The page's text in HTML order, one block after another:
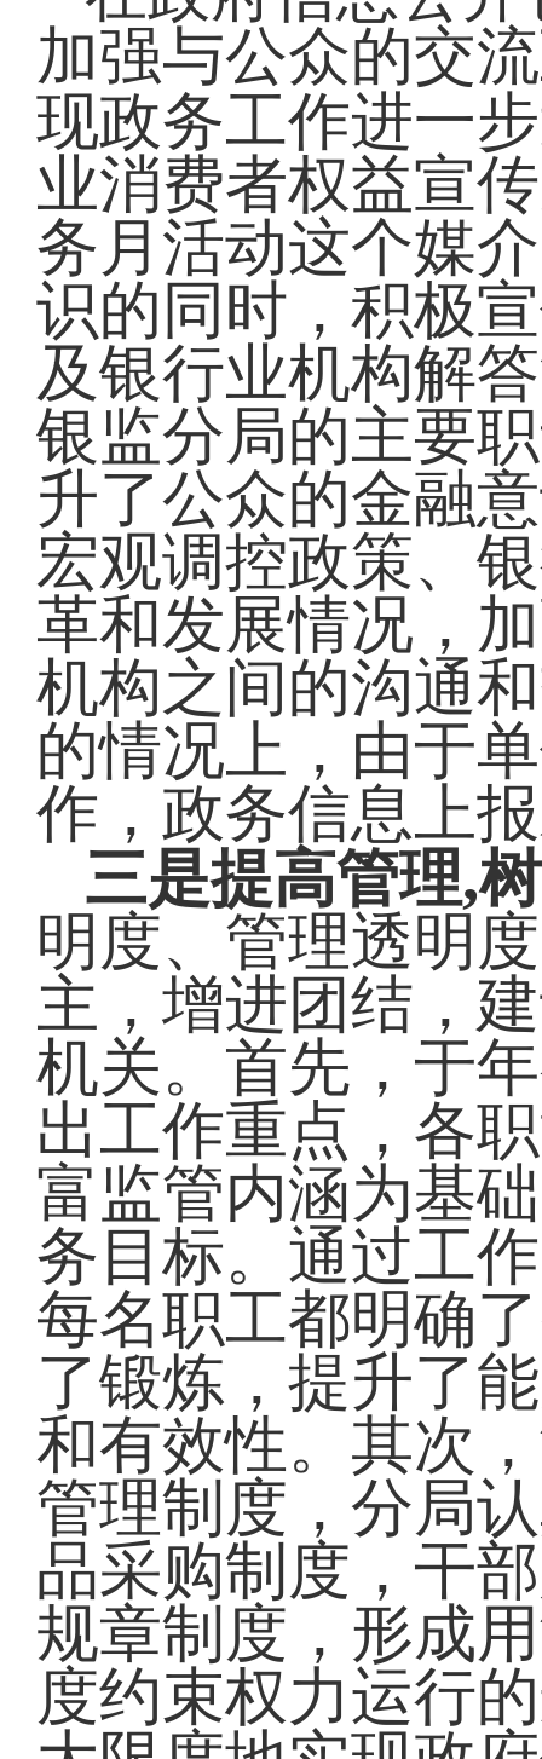
加强与公众的交
现政务工作进一
业消费者权益宣
务月活动这个媒
识的同时，积极
及银行业机构解
银监分局的主要
升了公众的金融
宏观调控政策、
革和发展情况，
机构之间的沟通
的情况上，由于
作，政务信息上
三是提高管理,
明度、管理透明
主，增进团结，
机关。首先，于
出工作重点，各
富监管内涵为基
务目标。通过工
每名职工都明确
了锻炼，提升了
和有效性。其次
管理制度，分局
品采购制度，干
规章制度，形成
度约束权力运行